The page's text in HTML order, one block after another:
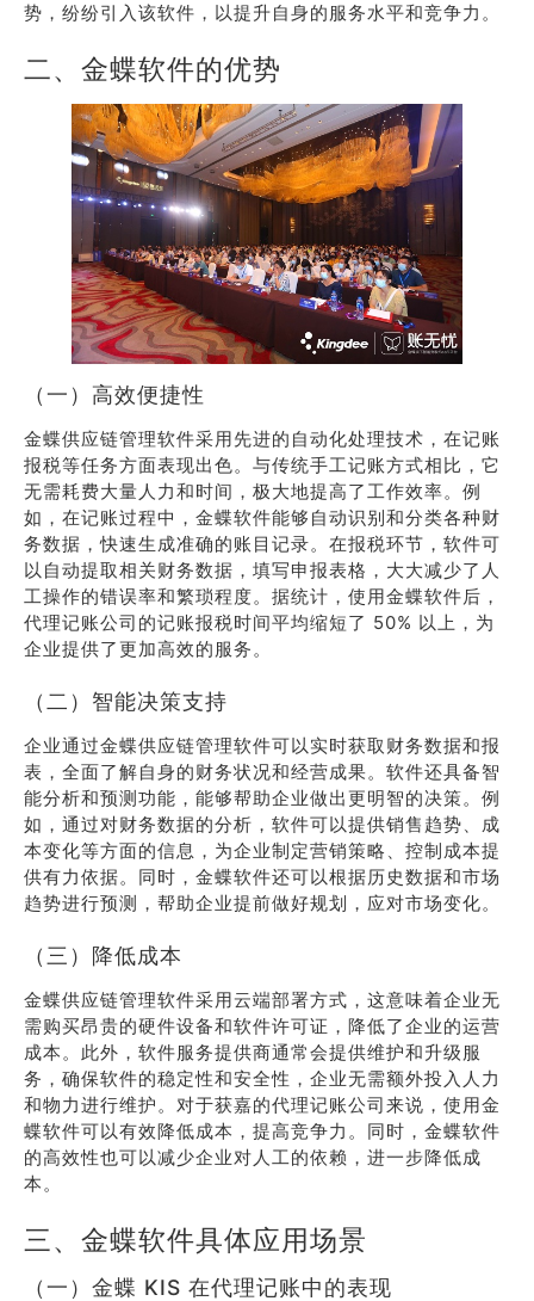
势，纷纷引入该软件，以提升自身的服务水平和竞争力。
二、金蝶软件的优势
（一）高效便捷性
金蝶供应链管理软件采用先进的自动化处理技术，在记账
报税等任务方面表现出色。与传统手工记账方式相比，它
无需耗费大量人力和时间，极大地提高了工作效率。例
如，在记账过程中，金蝶软件能够自动识别和分类各种财
务数据，快速生成准确的账目记录。在报税环节，软件可
以自动提取相关财务数据，填写申报表格，大大减少了人
工操作的错误率和繁琐程度。据统计，使用金蝶软件后，
代理记账公司的记账报税时间平均缩短了 50% 以上，为
企业提供了更加高效的服务。
（二）智能决策支持
企业通过金蝶供应链管理软件可以实时获取财务数据和报
表，全面了解自身的财务状况和经营成果。软件还具备智
能分析和预测功能，能够帮助企业做出更明智的决策。例
如，通过对财务数据的分析，软件可以提供销售趋势、成
本变化等方面的信息，为企业制定营销策略、控制成本提
供有力依据。同时，金蝶软件还可以根据历史数据和市场
趋势进行预测，帮助企业提前做好规划，应对市场变化。
（三）降低成本
金蝶供应链管理软件采用云端部署方式，这意味着企业无
需购买昂贵的硬件设备和软件许可证，降低了企业的运营
成本。此外，软件服务提供商通常会提供维护和升级服
务，确保软件的稳定性和安全性，企业无需额外投入人力
和物力进行维护。对于获嘉的代理记账公司来说，使用金
蝶软件可以有效降低成本，提高竞争力。同时，金蝶软件
的高效性也可以减少企业对人工的依赖，进一步降低成
本。
三、金蝶软件具体应用场景
（一）金蝶 KIS 在代理记账中的表现